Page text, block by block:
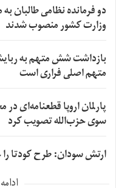
دو فرمانده نظامی طالبان
وزارت کشور منصوب شدند
بازداشت شش متهم به
متهم اصلی فراری است
پارلمان اروپا قطعنامه‌ای
سوی حزب‌الله تصویب کرد
ارتش سودان: طرح کودتا